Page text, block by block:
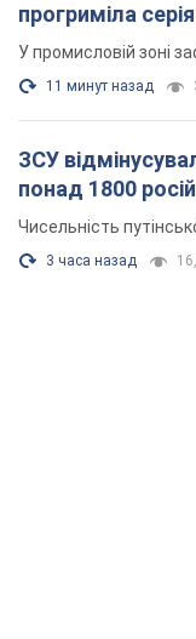
прогриміла
У промисловій зоні
11 минут назад
ЗСУ
понад 1800
Чисельність
3 часа назад